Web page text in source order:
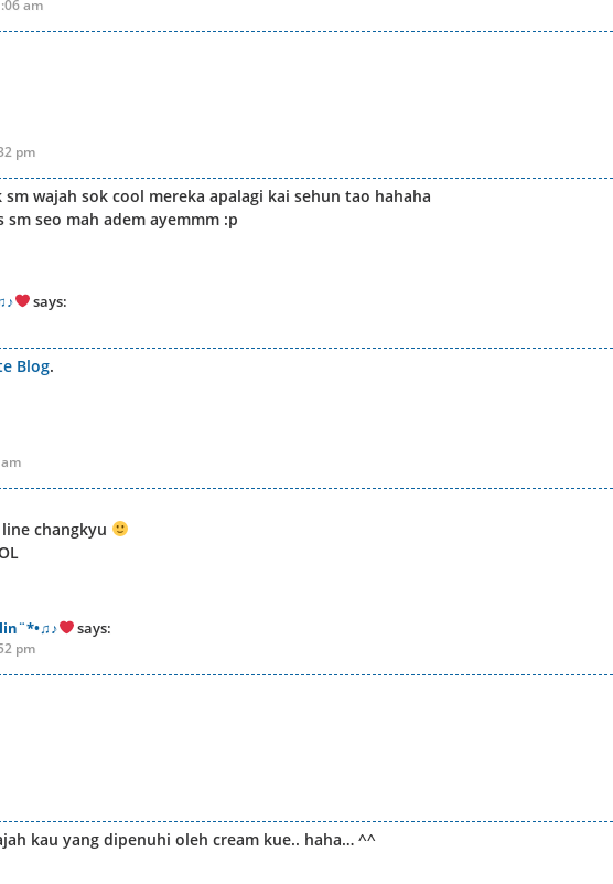
am
pm
wajah sok cool mereka apalagi kai sehun tao hahaha
sm seo mah adem ayemmm :p
says:
Blog.
changkyu
says:
pm
kau yang dipenuhi oleh cream kue.. haha… ^^